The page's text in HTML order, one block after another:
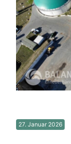
27. Januar 2026